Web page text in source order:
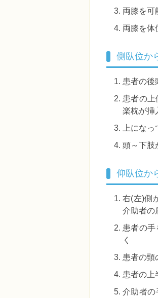
両膝を可
両膝を体
側臥位か
患者の後
患者の
楽枕が挿
上にな
頭～下肢
仰臥位か
右(左)側
介助者の
患者の
く
患者の頸
患者の上
介助者の